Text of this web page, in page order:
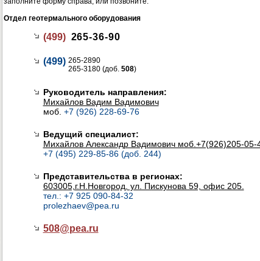
Отдел геотермального оборудования
(499) 265-36-90
(499) 265-2890
265-3180 (доб. 508)
Руководитель направления:
Михайлов Вадим Вадимович
моб. +7 (926) 228-69-76
Ведущий специалист:
Михайлов Александр Вадимович моб.+7(926)205-05-
+7 (495) 229-85-86 (доб. 244)
Представительства в регионах:
603005,г.Н.Новгород, ул. Пискунова 59, офис 205.
тел.: +7 925 090-84-32
prolezhaev@pea.ru
508@pea.ru